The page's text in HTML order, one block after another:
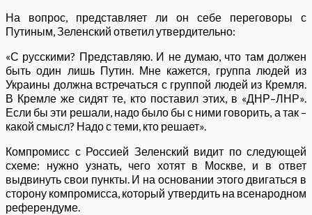
На вопрос, представляет ли он себе переговоры с
Путиным, Зеленский ответил утвердительно:
«С русскими? Представляю. И не думаю, что там должен
быть один лишь Путин. Мне кажется, группа людей из
Украины должна встречаться с группой людей из Кремля.
В Кремле же сидят те, кто поставил этих, в «ДНР–ЛНР».
Если бы эти решали, надо было бы с ними говорить, а так –
какой смысл? Надо с теми, кто решает».
Компромисс с Россией Зеленский видит по следующей
схеме: нужно узнать, чего хотят в Москве, и в ответ
выдвинуть свои пункты. И на основании этого двигаться в
сторону компромисса, который утвердить на всенародном
референдуме.